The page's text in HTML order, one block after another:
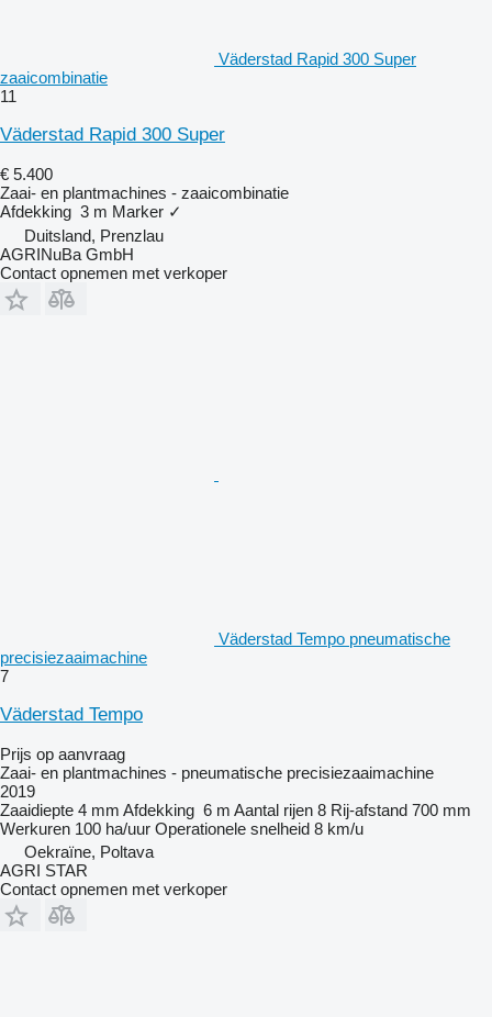
Väderstad Rapid 300 Super
zaaicombinatie
11
Väderstad Rapid 300 Super
€ 5.400
Zaai- en plantmachines - zaaicombinatie
Afdekking 3 m Marker ✓
Duitsland, Prenzlau
AGRINuBa GmbH
Contact opnemen met verkoper
Väderstad Tempo pneumatische
precisiezaaimachine
7
Väderstad Tempo
Prijs op aanvraag
Zaai- en plantmachines - pneumatische precisiezaaimachine
2019
Zaaidiepte 4 mm Afdekking 6 m Aantal rijen 8 Rij-afstand 700 mm
Werkuren 100 ha/uur Operationele snelheid 8 km/u
Oekraïne, Poltava
AGRI STAR
Contact opnemen met verkoper